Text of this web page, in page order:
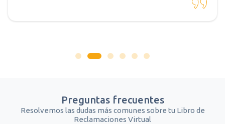
Preguntas frecuentes
Resolvemos las dudas más comunes sobre tu Libro de
Reclamaciones Virtual